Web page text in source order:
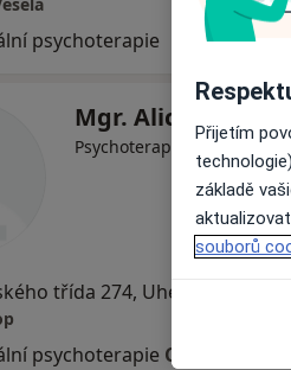
psychoterapie
Mgr. Alice
Psychoterapeut ·Více
psychoterapie Cena nebyla
Přijetím
základě
souborů